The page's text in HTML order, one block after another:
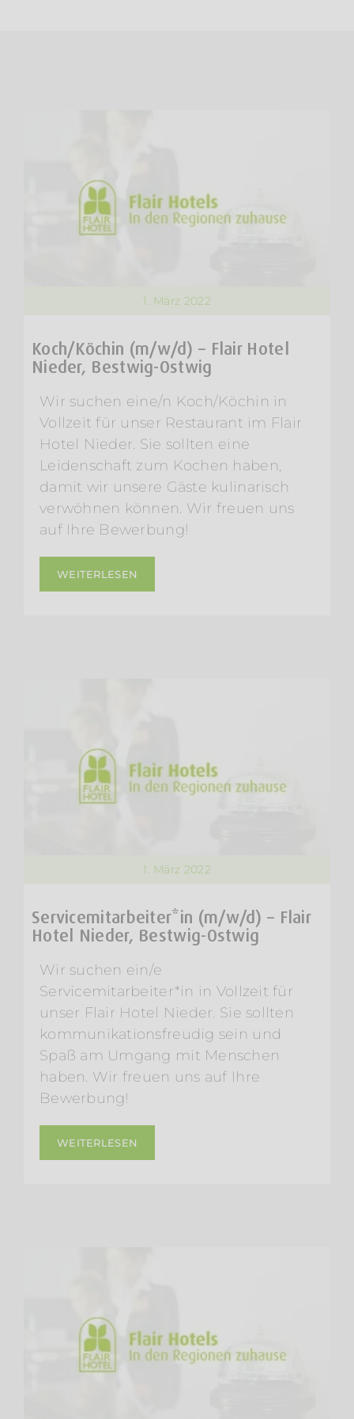
1. März 2022
Koch/Köchin (m/w/d) – Flair Hotel
Nieder, Bestwig-Ostwig
Wir suchen eine/n Koch/Köchin in
Vollzeit für unser Restaurant im Flair
Hotel Nieder. Sie sollten eine
Leidenschaft zum Kochen haben,
damit wir unsere Gäste kulinarisch
verwöhnen können. Wir freuen uns
auf Ihre Bewerbung!
WEITERLESEN
1. März 2022
Servicemitarbeiter*in (m/w/d) – Flair
Hotel Nieder, Bestwig-Ostwig
Wir suchen ein/e
Servicemitarbeiter*in in Vollzeit für
unser Flair Hotel Nieder. Sie sollten
kommunikationsfreudig sein und
Spaß am Umgang mit Menschen
haben. Wir freuen uns auf Ihre
Bewerbung!
WEITERLESEN